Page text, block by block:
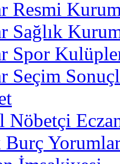
Resmi
Sağlık
Spor
Seçim
Nöbetçi